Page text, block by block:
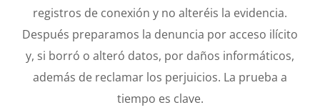
registros de conexión y no alteréis la evidencia.
Después preparamos la denuncia por acceso ilícito
y, si borró o alteró datos, por daños informáticos,
además de reclamar los perjuicios. La prueba a
tiempo es clave.